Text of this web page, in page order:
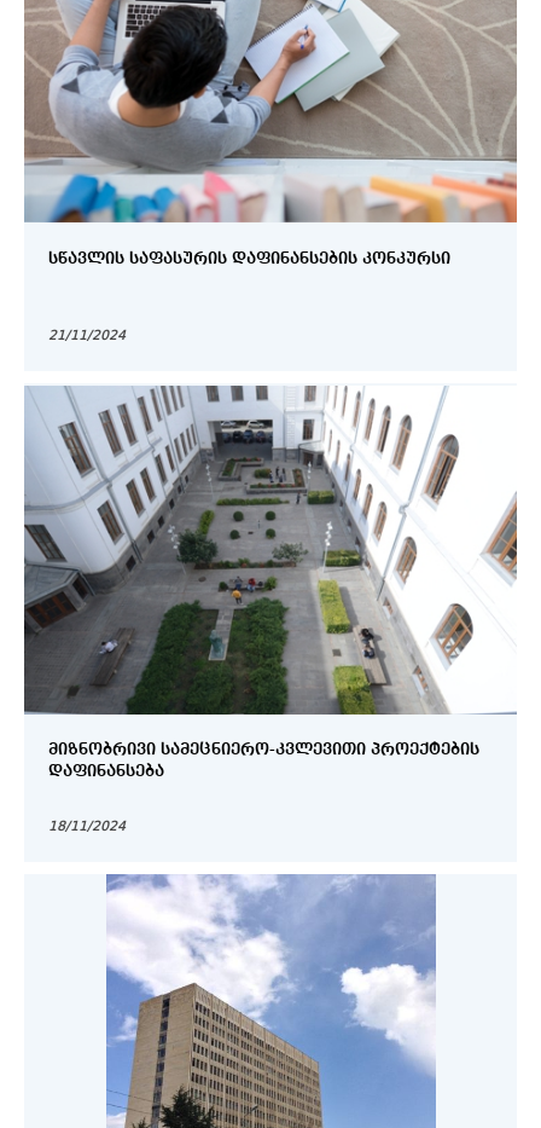
ᲡᲬᲐᲕᲚᲘᲡ ᲡᲐᲤᲐᲡᲣᲠᲘᲡ ᲓᲐᲤᲘᲜᲐᲜᲡᲔᲑᲘᲡ ᲙᲝᲜᲙᲣᲠᲡᲘ
21/11/2024
ᲛᲘᲖᲜᲝᲑᲠᲘᲕᲘ ᲡᲐᲛᲔᲪᲜᲘᲔᲠᲝ-ᲙᲕᲚᲔᲕᲘᲗᲘ ᲞᲠᲝᲔᲥᲢᲔᲑᲘᲡ
ᲓᲐᲤᲘᲜᲐᲜᲡᲔᲑᲐ
18/11/2024